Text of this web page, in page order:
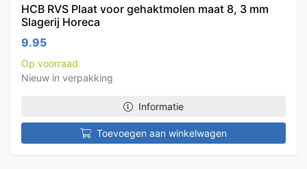
HCB RVS Plaat voor gehaktmolen maat 8, 3 mm
Slagerij Horeca
9.95
Op voorraad
Nieuw in verpakking
Informatie
Toevoegen aan winkelwagen